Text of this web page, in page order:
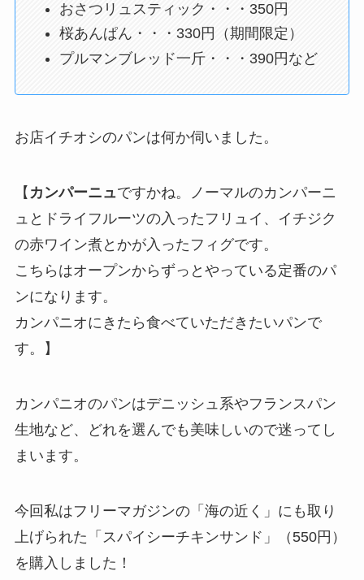
おさつリュスティック・・・350円
桜あんぱん・・・330円（期間限定）
プルマンブレッド一斤・・・390円など
お店イチオシのパンは何か伺いました。
【 カンパーニュですかね。ノーマルのカンパーニ
ュとドライフルーツの入ったフリュイ、イチジク
の赤ワイン煮とかが入ったフィグです。
こちらはオープンからずっとやっている定番のパ
ンになります。
カンパニオにきたら食べていただきたいパンで
す。】
カンパニオのパンはデニッシュ系やフランスパン
生地など、どれを選んでも美味しいので迷ってし
まいます。
今回私はフリーマガジンの「海の近く」にも取り
上げられた「スパイシーチキンサンド」（550円）
を購入しました！